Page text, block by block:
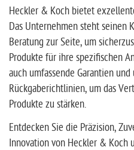
Heckler & Koch bietet
Das Unternehmen steht seinen
Beratung zur Seite, um
Produkte für ihre spezifischen
auch umfassende Garantien
Rückgaberichtlinien, um das
Produkte zu stärken.
Entdecken Sie die Präzision,
Innovation von Heckler &